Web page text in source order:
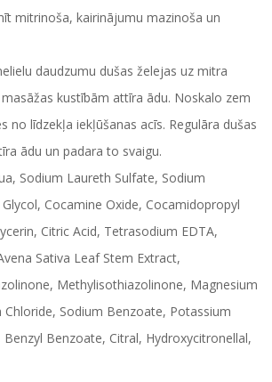
mitrinoša, kairinājumu mazinoša un
daudzumu dušas želejas uz mitra
kustībām attīra ādu. Noskalo zem
no līdzekļa iekļūšanas acīs. Regulāra dušas
ādu un padara to svaigu.
Sodium Laureth Sulfate, Sodium
Cocamine Oxide, Cocamidopropyl
Citric Acid, Tetrasodium EDTA,
Sativa Leaf Stem Extract,
Methylisothiazolinone, Magnesium
Sodium Benzoate, Potassium
Benzoate, Citral, Hydroxycitronellal,